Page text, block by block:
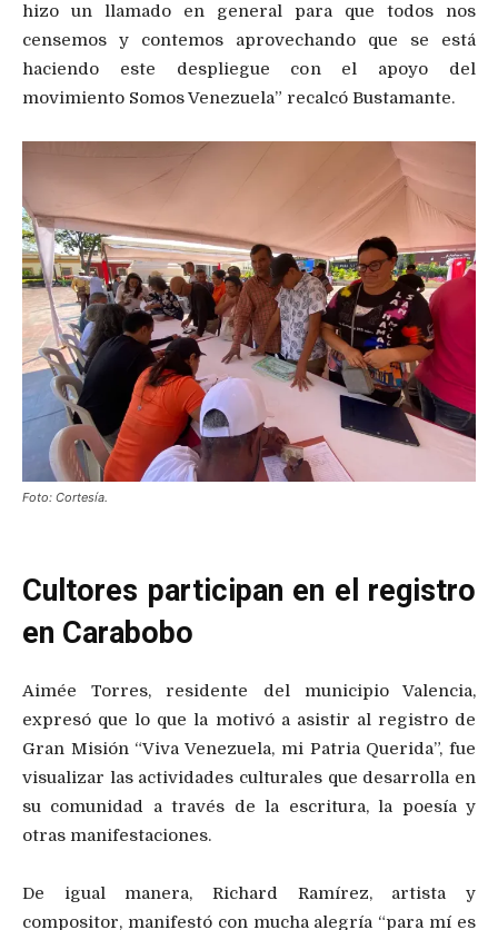
hizo un llamado en general para que todos nos
censemos y contemos aprovechando que se está
haciendo este despliegue con el apoyo del
movimiento Somos Venezuela” recalcó Bustamante.
Foto: Cortesía.
Cultores participan en el registro
en Carabobo
Aimée Torres, residente del municipio Valencia,
expresó que lo que la motivó a asistir al registro de
Gran Misión “Viva Venezuela, mi Patria Querida”, fue
visualizar las actividades culturales que desarrolla en
su comunidad a través de la escritura, la poesía y
otras manifestaciones.
De igual manera, Richard Ramírez, artista y
compositor, manifestó con mucha alegría “para mí es